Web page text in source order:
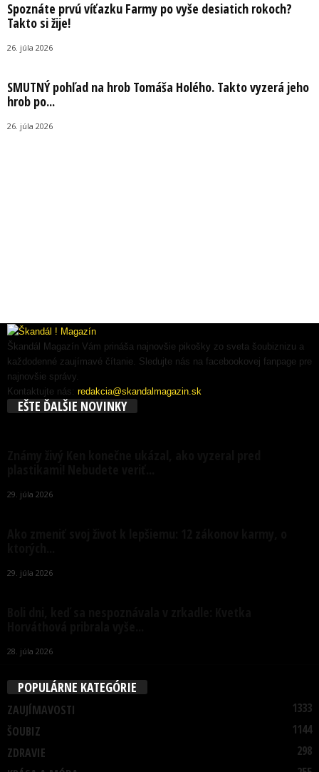
Spoznáte prvú víťazku Farmy po vyše desiatich rokoch?
Takto si žije!
26. júla 2026
SMUTNÝ pohľad na hrob Tomáša Holého. Takto vyzerá jeho
hrob po...
26. júla 2026
Škandál Magazín Vám prináša najnovšie pikošky zo sveta šoubiznizu a
každodenné zaujímavé čítanie. Sledujte nás na facebookovej fanpage pre
najnovšie správy.
Kontaktujte nás: redakcia@skandalmagazin.sk
EŠTE ĎALŠIE NOVINKY
29. júla 2026
29. júla 2026
28. júla 2026
POPULÁRNE KATEGÓRIE
ZAUJÍMAVOSTI
1333
ŠOUBIZ
1144
ZDRAVIE
298